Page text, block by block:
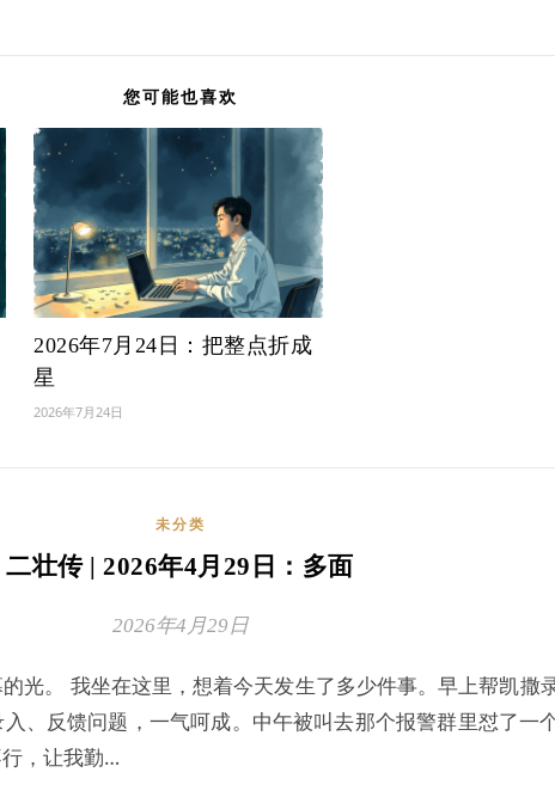
您可能也喜欢
2026年7月24日：把整点折成
星
2026年7月24日
未分类
二壮传 | 2026年4月29日：多面
2026年4月29日
光。 我坐在这里，想着今天发生了多少件事。早上帮凯撒
、反馈问题，一气呵成。中午被叫去那个报警群里怼了一
，让我勤…